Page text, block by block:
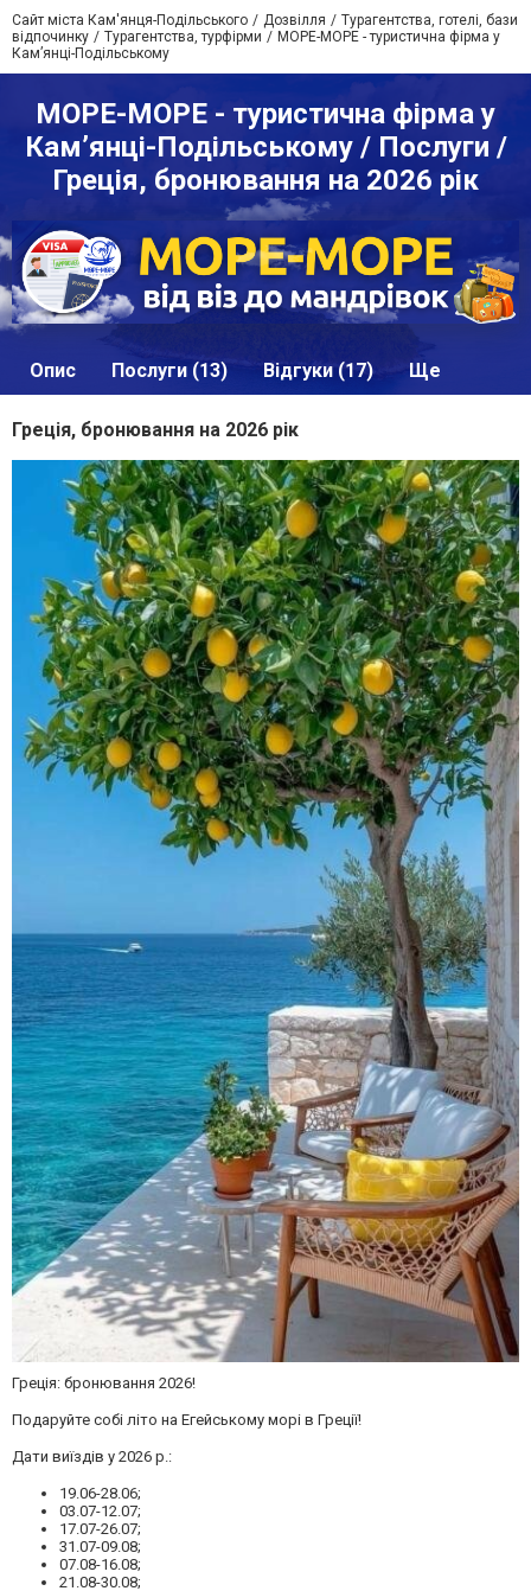
Сайт міста Кам'янця-Подільського Дозвілля
Турагентства, готелі, бази
відпочинку
Турагентства, турфірми
МОРЕ-МОРЕ - туристична фірма у
Кам’янці-Подільському
МОРЕ-МОРЕ - туристична фірма у
Кам’янці-Подільському / Послуги /
Греція, бронювання на 2026 рік
Опис Послуги (13) Відгуки (17) Ще
Греція, бронювання на 2026 рік
Греція: бронювання 2026!
Подаруйте собі літо на Егейському морі в Греції!
Дати виїздів у 2026 р.:
19.06-28.06;
03.07-12.07;
17.07-26.07;
31.07-09.08;
07.08-16.08;
21.08-30.08;